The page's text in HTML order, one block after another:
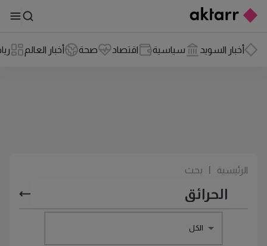
أخبار السويد سياسية اقتصاد صحة أخبار العالم
الرئيسية بحث
الكل